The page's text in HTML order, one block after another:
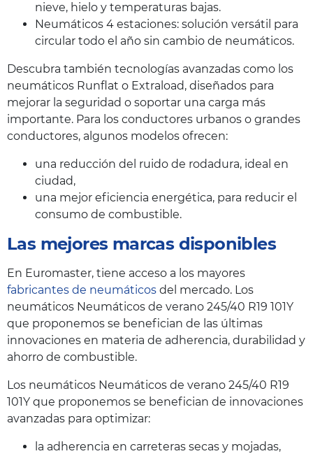
nieve, hielo y temperaturas bajas.
Neumáticos 4 estaciones: solución versátil para
circular todo el año sin cambio de neumáticos.
Descubra también tecnologías avanzadas como los
neumáticos Runflat o Extraload, diseñados para
mejorar la seguridad o soportar una carga más
importante. Para los conductores urbanos o grandes
conductores, algunos modelos ofrecen:
una reducción del ruido de rodadura, ideal en
ciudad,
una mejor eficiencia energética, para reducir el
consumo de combustible.
Las mejores marcas disponibles
En Euromaster, tiene acceso a los mayores
fabricantes de neumáticos del mercado. Los
neumáticos Neumáticos de verano 245/40 R19 101Y
que proponemos se benefician de las últimas
innovaciones en materia de adherencia, durabilidad y
ahorro de combustible.
Los neumáticos Neumáticos de verano 245/40 R19
101Y que proponemos se benefician de innovaciones
avanzadas para optimizar:
la adherencia en carreteras secas y mojadas,